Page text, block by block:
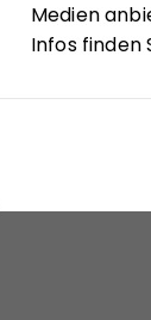
Medien
Infos finden